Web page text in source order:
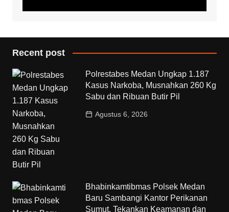
Recent post
Polrestabes Medan Ungkap 1.187
Kasus Narkoba, Musnahkan 260 Kg
Sabu dan Ribuan Butir Pil
Agustus 6, 2026
Bhabinkamtibmas Polsek Medan
Baru Sambangi Kantor Perikanan
Sumut, Tekankan Keamanan dan